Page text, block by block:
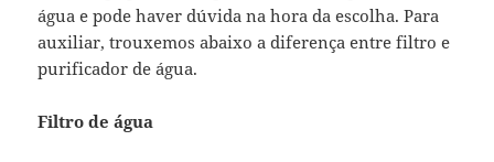
água e pode haver dúvida na hora da escolha. Para
auxiliar, trouxemos abaixo a diferença entre filtro e
purificador de água.
Filtro de água